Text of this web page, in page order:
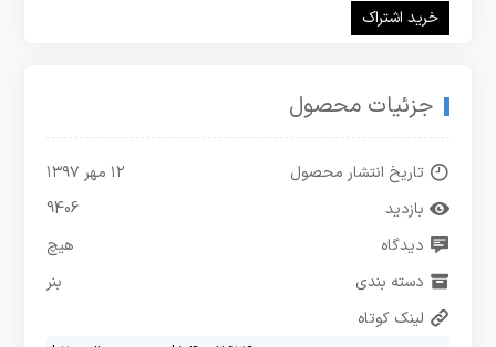
خرید اشتراک
جزئیات محصول
تاریخ انتشار محصول
۱۲ مهر ۱۳۹۷
بازدید
9406
دیدگاه
هیچ
دسته بندی
بنر
لینک کوتاه